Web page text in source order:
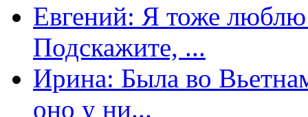
Евгений: Я тоже
Подскажите, ...
Ирина: Была во
оно у ни...